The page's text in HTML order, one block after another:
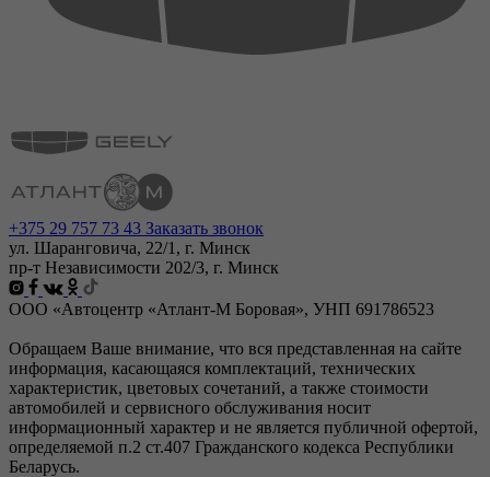
+375 29 757 73 43 Заказать звонок
ул. Шаранговича, 22/1, г. Минск
пр-т Независимости 202/3, г. Минск
ООО «Автоцентр «Атлант-М Боровая», УНП 691786523
Обращаем Ваше внимание, что вся представленная на сайте
информация, касающаяся комплектаций, технических
характеристик, цветовых сочетаний, а также стоимости
автомобилей и сервисного обслуживания носит
информационный характер и не является публичной офертой,
определяемой п.2 ст.407 Гражданского кодекса Республики
Беларусь.